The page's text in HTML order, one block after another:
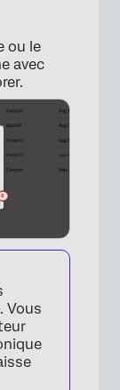
ou le
avec
Vous